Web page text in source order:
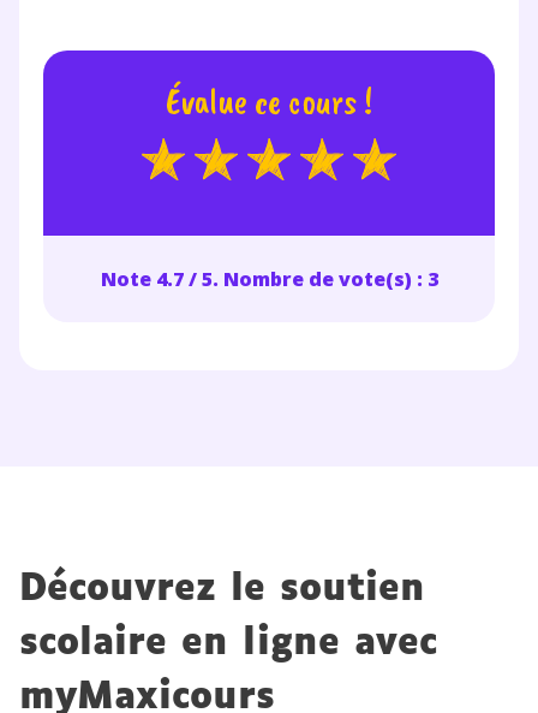
Évalue ce cours !
Note 4.7 / 5. Nombre de vote(s) : 3
Découvrez le soutien
scolaire en ligne avec
myMaxicours